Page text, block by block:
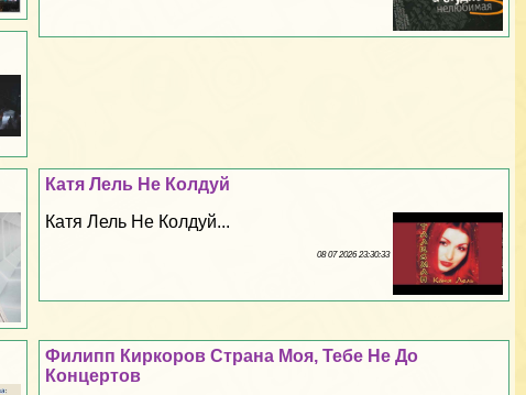
Катя Лель Не Колдуй
Катя Лель Не Колдуй...
08 07 2026 23:30:33
Филипп Киркоров Страна Моя, Тебе Не До
Концертов